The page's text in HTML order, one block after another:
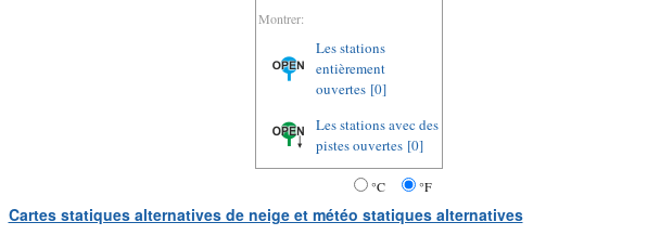
Montrer:
Les stations
entièrement
ouvertes [0]
Les stations avec des
pistes ouvertes [0]
°C °F
Cartes statiques alternatives de neige et météo statiques alternatives